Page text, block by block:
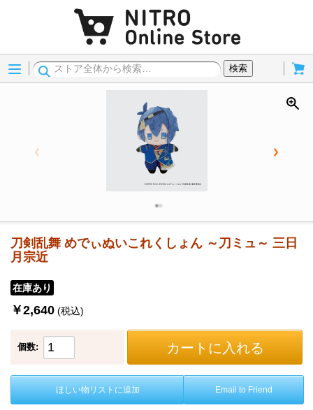
Menu
検索
刀剣乱舞 めでぃぬいこれくしょん ～刀ミュ～ 三日
月宗近
在庫あり
￥2,640 (税込)
個数: カートに入れる
ほしい物リストに追加 Email to Friend